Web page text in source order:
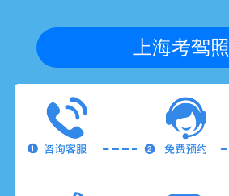
上海考驾照